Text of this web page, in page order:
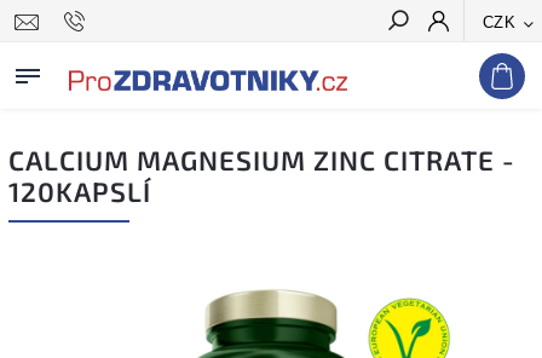
CZK
Hledat
CALCIUM MAGNESIUM ZINC CITRATE -
120KAPSLÍ